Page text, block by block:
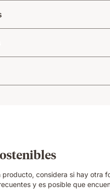
considera si hay otra
y es posible que